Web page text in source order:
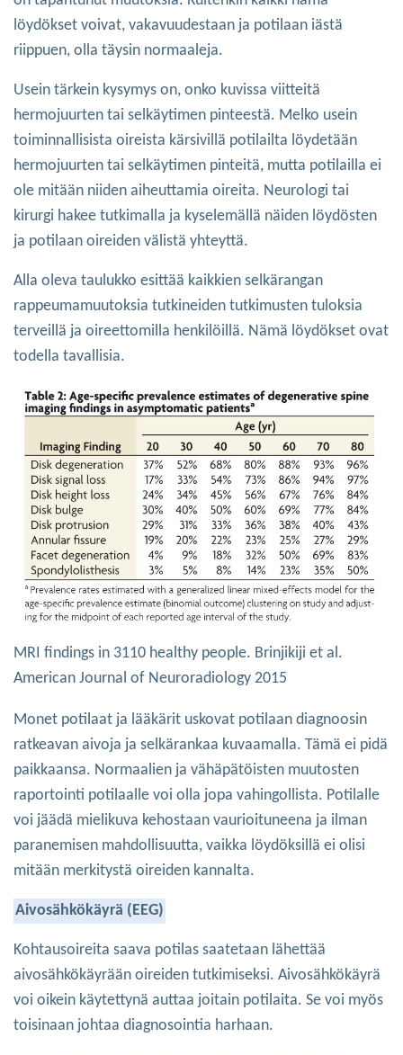
löydökset voivat, vakavuudestaan ja potilaan iästä
riippuen, olla täysin normaaleja.
Usein tärkein kysymys on, onko kuvissa viitteitä
hermojuurten tai selkäytimen pinteestä. Melko usein
toiminnallisista oireista kärsivillä potilailta löydetään
hermojuurten tai selkäytimen pinteitä, mutta potilailla ei
ole mitään niiden aiheuttamia oireita. Neurologi tai
kirurgi hakee tutkimalla ja kyselemällä näiden löydösten
ja potilaan oireiden välistä yhteyttä.
Alla oleva taulukko esittää kaikkien selkärangan
rappeumamuutoksia tutkineiden tutkimusten tuloksia
terveillä ja oireettomilla henkilöillä. Nämä löydökset ovat
todella tavallisia.
MRI findings in 3110 healthy people. Brinjikiji et al.
American Journal of Neuroradiology 2015
Monet potilaat ja lääkärit uskovat potilaan diagnoosin
ratkeavan aivoja ja selkärankaa kuvaamalla. Tämä ei pidä
paikkaansa. Normaalien ja vähäpätöisten muutosten
raportointi potilaalle voi olla jopa vahingollista. Potilalle
voi jäädä mielikuva kehostaan vaurioituneena ja ilman
paranemisen mahdollisuutta, vaikka löydöksillä ei olisi
mitään merkitystä oireiden kannalta.
Aivosähkökäyrä (EEG)
Kohtausoireita saava potilas saatetaan lähettää
aivosähkökäyrään oireiden tutkimiseksi. Aivosähkökäyrä
voi oikein käytettynä auttaa joitain potilaita. Se voi myös
toisinaan johtaa diagnosointia harhaan.